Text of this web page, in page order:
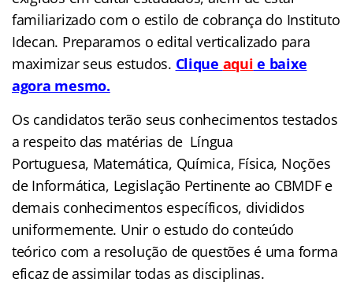
familiarizado com o estilo de cobrança do Instituto
Idecan. Preparamos o edital verticalizado para
maximizar seus estudos. Clique aqui e baixe
agora mesmo.
Os candidatos terão seus conhecimentos testados
a respeito das matérias de Língua
Portuguesa, Matemática, Química, Física, Noções
de Informática, Legislação Pertinente ao CBMDF e
demais conhecimentos específicos, divididos
uniformemente. Unir o estudo do conteúdo
teórico com a resolução de questões é uma forma
eficaz de assimilar todas as disciplinas.